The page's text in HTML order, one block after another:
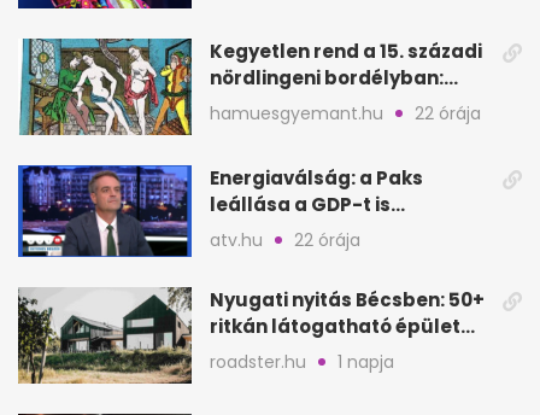
Kegyetlen rend a 15. századi
nördlingeni bordélyban:
verés, éheztetés
hamuesgyemant.hu 22 órája
Energiaválság: a Paks
leállása a GDP-t is
megütheti, int az
atv.hu 22 órája
Nyugati nyitás Bécsben: 50+
ritkán látogatható épület
nyílik meg
roadster.hu 1 napja